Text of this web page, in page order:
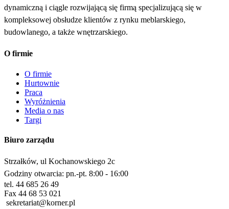
dynamiczną i ciągle rozwijającą się firmą specjalizującą się w
kompleksowej obsłudze klientów z rynku meblarskiego,
budowlanego, a także wnętrzarskiego.
O firmie
O firmie
Hurtownie
Praca
Wyróżnienia
Media o nas
Targi
Biuro zarządu
Strzałków, ul Kochanowskiego 2c
Godziny otwarcia: pn.-pt. 8:00 - 16:00
tel. 44 685 26 49
Fax 44 68 53 021
sekretariat@korner.pl